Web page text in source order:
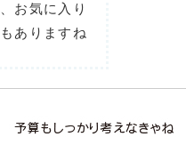
お気に入り
ありますね